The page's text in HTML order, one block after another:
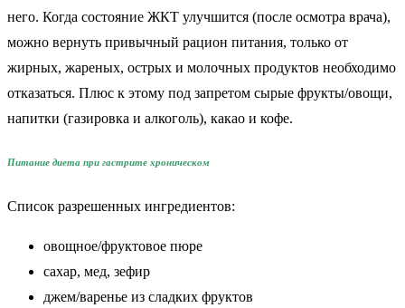
него. Когда состояние ЖКТ улучшится (после осмотра врача),
можно вернуть привычный рацион питания, только от
жирных, жареных, острых и молочных продуктов необходимо
отказаться. Плюс к этому под запретом сырые фрукты/овощи,
напитки (газировка и алкоголь), какао и кофе.
Питание диета при гастрите хроническом
Список разрешенных ингредиентов:
овощное/фруктовое пюре
сахар, мед, зефир
джем/варенье из сладких фруктов